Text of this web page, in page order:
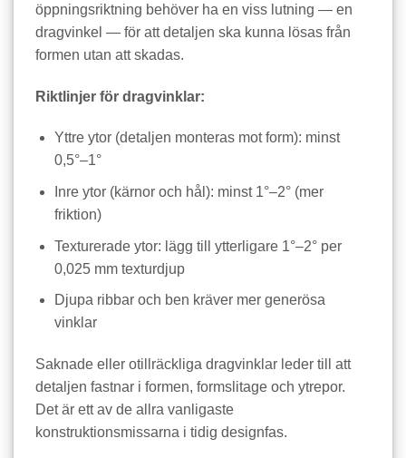
öppningsriktning behöver ha en viss lutning — en
dragvinkel — för att detaljen ska kunna lösas från
formen utan att skadas.
Riktlinjer för dragvinklar:
Yttre ytor (detaljen monteras mot form): minst
0,5°–1°
Inre ytor (kärnor och hål): minst 1°–2° (mer
friktion)
Texturerade ytor: lägg till ytterligare 1°–2° per
0,025 mm texturdjup
Djupa ribbar och ben kräver mer generösa
vinklar
Saknade eller otillräckliga dragvinklar leder till att
detaljen fastnar i formen, formslitage och ytrepor.
Det är ett av de allra vanligaste
konstruktionsmissarna i tidig designfas.